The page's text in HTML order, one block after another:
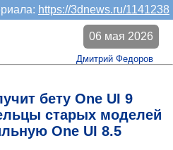
https://3dnews.ru/1141238
бету One UI 9
старых моделей
One UI 8.5
06 мая 2026
Дмитрий Федоров